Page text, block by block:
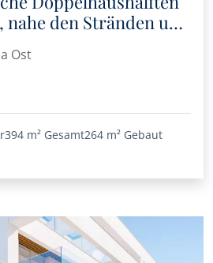
den Stränden und
Ost
394 m² Gesamt264 m² Gebaut